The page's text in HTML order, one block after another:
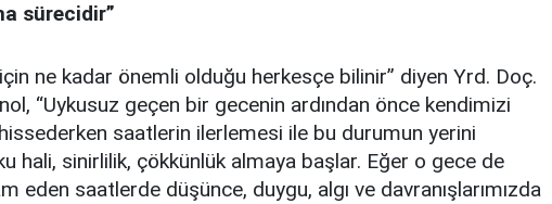
sürecidir”
için ne kadar önemli olduğu herkesçe bilinir” diyen Yrd. Doç.
“Uykusuz geçen bir gecenin ardından önce kendimizi
saatlerin ilerlemesi ile bu durumun yerini
hali, sinirlilik, çökkünlük almaya başlar. Eğer o gece de
eden saatlerde düşünce, duygu, algı ve davranışlarımızda